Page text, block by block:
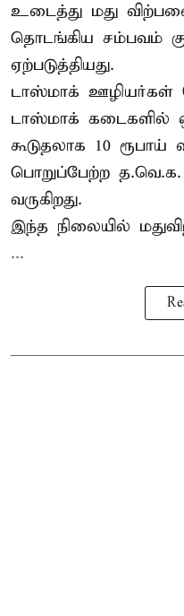
உடைத்து மது
தொடங்கிய சம்பவம்
ஏற்படுத்தியது.
டாஸ்மாக் ஊழியர்கள்
டாஸ்மாக் கடைகளில்
கூடுதலாக 10 ரூபாய்
பொறுப்பேற்ற த.வெ.க.
வருகிறது.
இந்த நிலையில்
...